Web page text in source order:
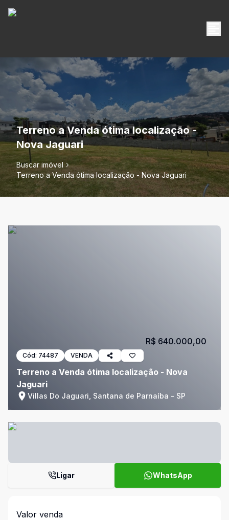
Terreno a Venda ótima localização -
Nova Jaguari
Buscar imóvel
Terreno a Venda ótima localização - Nova Jaguari
Cód: 74487 VENDA
Terreno a Venda ótima localização - Nova
Jaguari
Villas Do Jaguari, Santana de Parnaíba - SP
R$ 640.000,00
Ligar WhatsApp
Valor venda